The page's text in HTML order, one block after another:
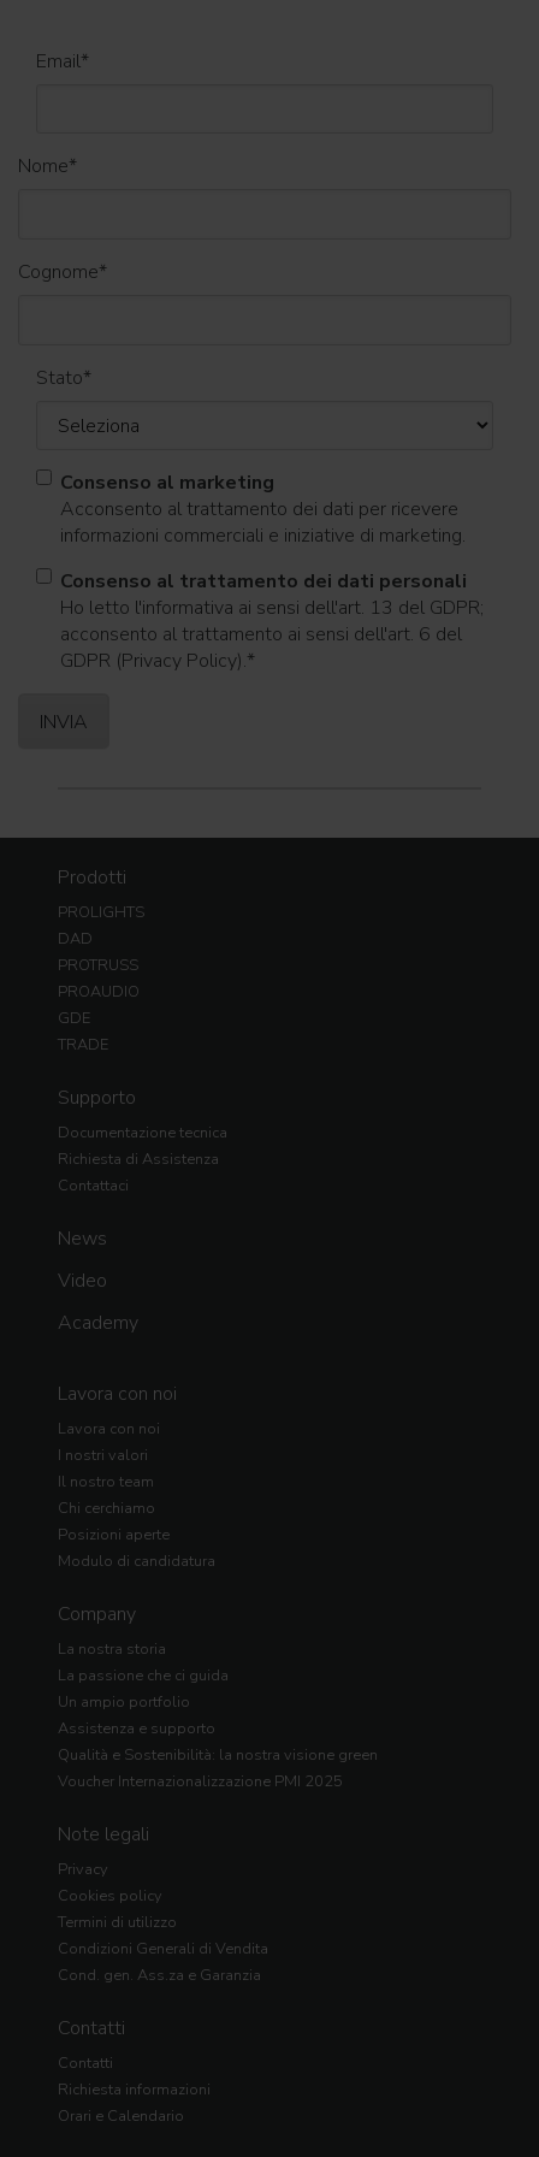
Email*
Nome*
Cognome*
Stato*
Consenso al marketing
Acconsento al trattamento dei dati per ricevere
informazioni commerciali e iniziative di marketing.
Consenso al trattamento dei dati personali
Ho letto l'informativa ai sensi dell'art. 13 del GDPR;
acconsento al trattamento ai sensi dell'art. 6 del
GDPR (Privacy Policy).*
Prodotti
PROLIGHTS
DAD
PROTRUSS
PROAUDIO
GDE
TRADE
Supporto
Documentazione tecnica
Richiesta di Assistenza
Contattaci
News
Video
Academy
Lavora con noi
Lavora con noi
I nostri valori
Il nostro team
Chi cerchiamo
Posizioni aperte
Modulo di candidatura
Company
La nostra storia
La passione che ci guida
Un ampio portfolio
Assistenza e supporto
Qualità e Sostenibilità: la nostra visione green
Voucher Internazionalizzazione PMI 2025
Note legali
Privacy
Cookies policy
Termini di utilizzo
Condizioni Generali di Vendita
Cond. gen. Ass.za e Garanzia
Contatti
Contatti
Richiesta informazioni
Orari e Calendario